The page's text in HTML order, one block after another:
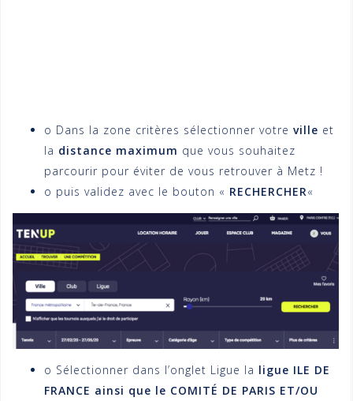
o Dans la zone critères sélectionner votre ville et
la distance maximum que vous souhaitez
parcourir pour éviter de vous retrouver à Metz !
o puis validez avec le bouton « RECHERCHER«
o Sélectionner dans l’onglet Ligue la ligue ILE DE
FRANCE ainsi que le COMITÉ DE PARIS ET/OU